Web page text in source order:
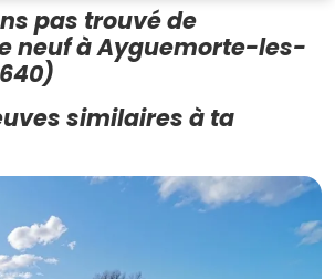
pas trouvé de
neuf à Ayguemorte-les-
similaires à ta